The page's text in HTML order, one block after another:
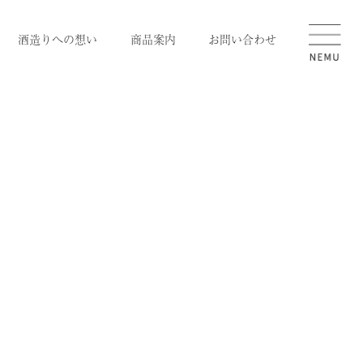
酒造りへの想い 商品案内 お問い合わせ